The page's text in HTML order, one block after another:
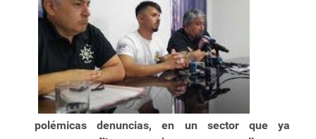
polémicas denuncias, en un sector que ya